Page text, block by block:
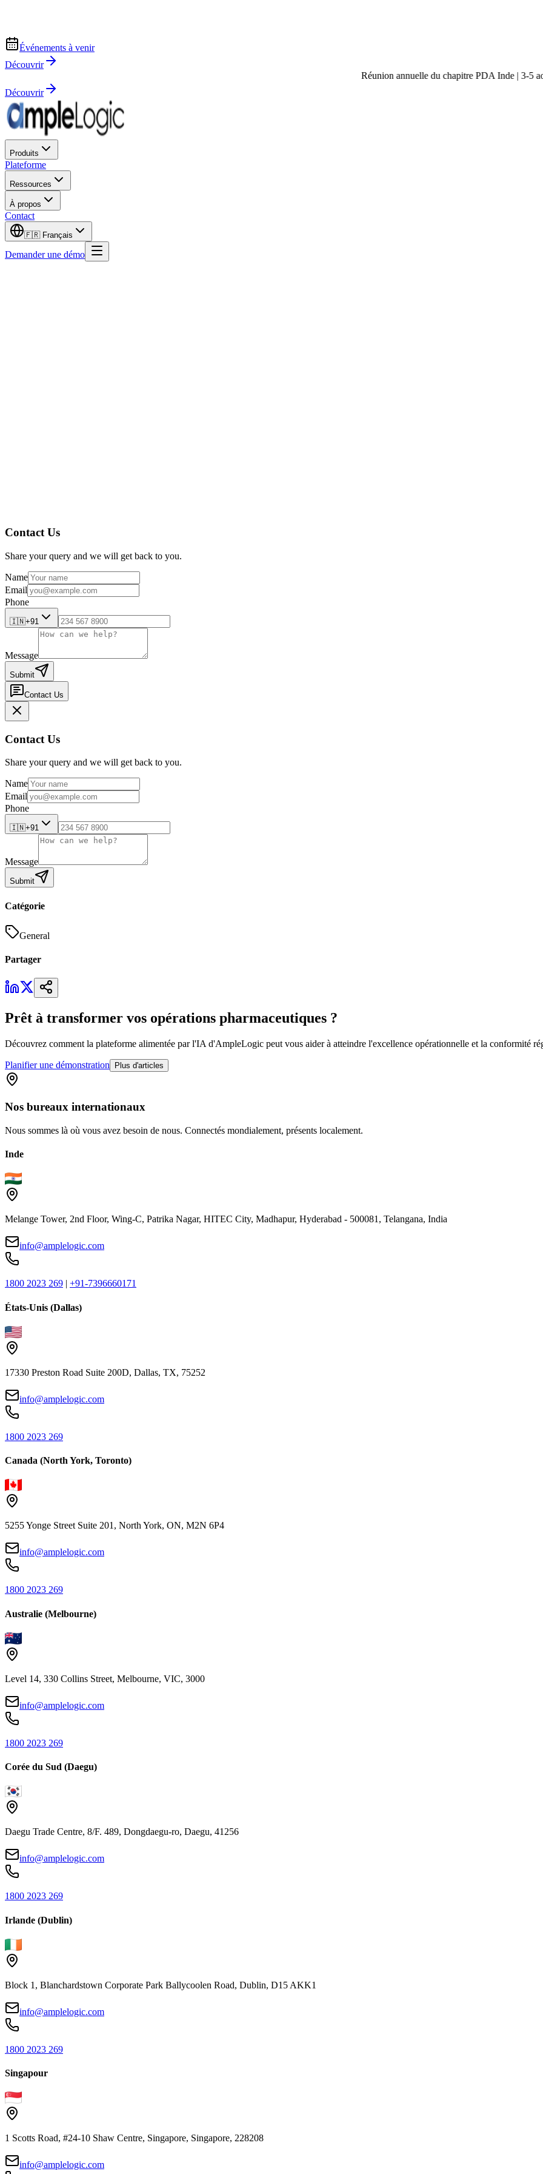
Événements à venir
Découvrir
Réunion annuelle du chapitre PDA Inde |
Découvrir
Produits
Plateforme
Ressources
À propos
Contact
🇫🇷 Français
Demander une démo
Contact Us
Share your query and we will get back to you.
Name
Email
Phone
🇮🇳+91
Message
Submit
Contact Us
Contact Us
Share your query and we will get back to you.
Name
Email
Phone
🇮🇳+91
Message
Submit
Catégorie
General
Partager
Prêt à transformer vos opérations pharmaceutiques ?
Découvrez comment la plateforme alimentée par l'IA d'AmpleLogic peut vous aider à atteindre l'excellence opérationnelle et la conformité
Planifier une démonstration Plus d'articles
Nos bureaux internationaux
Nous sommes là où vous avez besoin de nous. Connectés mondialement, présents localement.
Inde
Melange Tower, 2nd Floor, Wing-C, Patrika Nagar, HITEC City, Madhapur, Hyderabad - 500081, Telangana, India
info@amplelogic.com
1800 2023 269 | +91-7396660171
États-Unis (Dallas)
17330 Preston Road Suite 200D, Dallas, TX, 75252
info@amplelogic.com
1800 2023 269
Canada (North York, Toronto)
5255 Yonge Street Suite 201, North York, ON, M2N 6P4
info@amplelogic.com
1800 2023 269
Australie (Melbourne)
Level 14, 330 Collins Street, Melbourne, VIC, 3000
info@amplelogic.com
1800 2023 269
Corée du Sud (Daegu)
Daegu Trade Centre, 8/F. 489, Dongdaegu-ro, Daegu, 41256
info@amplelogic.com
1800 2023 269
Irlande (Dublin)
Block 1, Blanchardstown Corporate Park Ballycoolen Road, Dublin, D15 AKK1
info@amplelogic.com
1800 2023 269
Singapour
1 Scotts Road, #24-10 Shaw Centre, Singapore, Singapore, 228208
info@amplelogic.com